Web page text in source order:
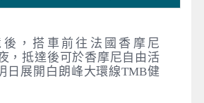
後，搭車前往法國香摩尼
，抵達後可於香摩尼自由活
日展開白朗峰大環線TMB健